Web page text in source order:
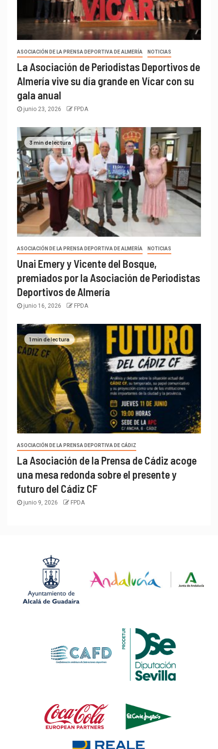
ASOCIACIÓN DE LA PRENSA DEPORTIVA DE ALMERÍA NOTICIAS
La Asociación de Periodistas Deportivos de
Almería vive su día grande en Vícar con su
gala anual
junio 23, 2026 FPDA
3 min de lectura
ASOCIACIÓN DE LA PRENSA DEPORTIVA DE ALMERÍA NOTICIAS
Unai Emery y Vicente del Bosque,
premiados por la Asociación de Periodistas
Deportivos de Almería
junio 16, 2026 FPDA
1 min de lectura
ASOCIACIÓN DE LA PRENSA DEPORTIVA DE CÁDIZ
La Asociación de la Prensa de Cádiz acoge
una mesa redonda sobre el presente y
futuro del Cádiz CF
junio 9, 2026 FPDA